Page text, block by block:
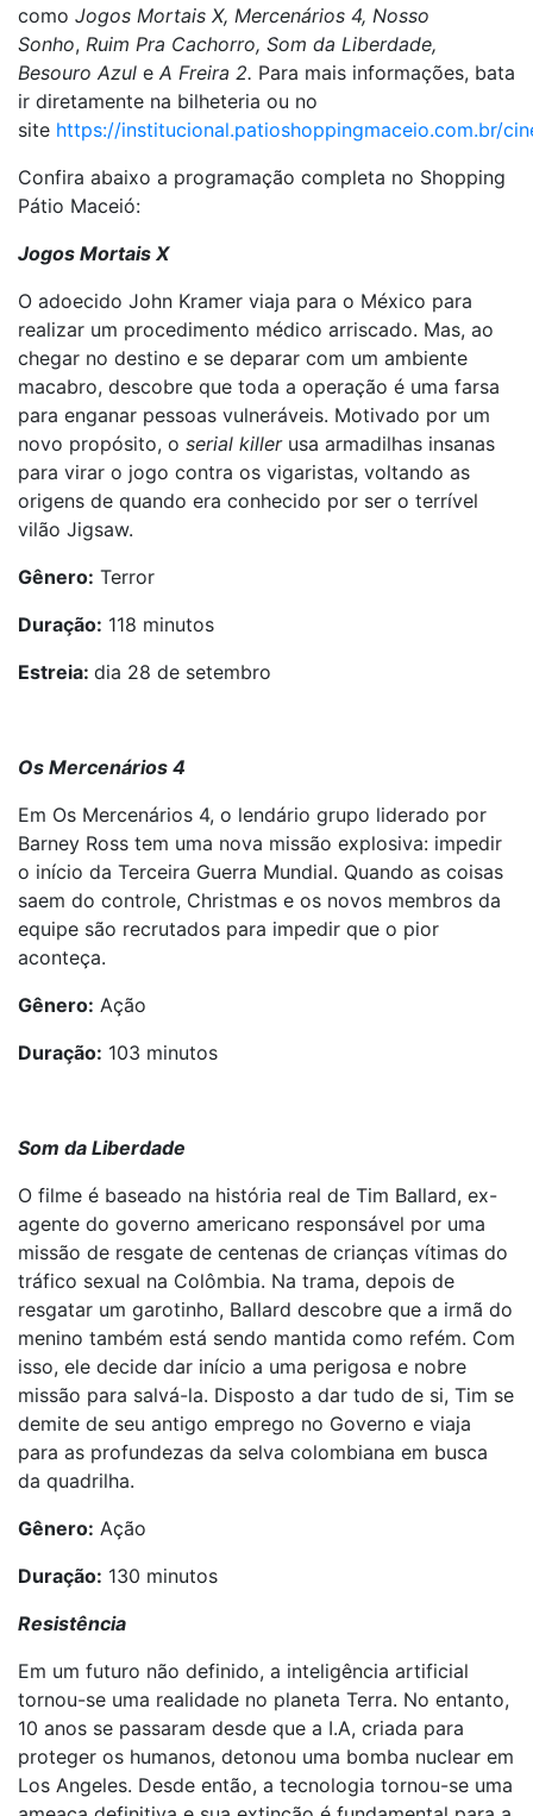
como Jogos Mortais X, Mercenários 4, Nosso
Sonho, Ruim Pra Cachorro, Som da Liberdade,
Besouro Azul e A Freira 2. Para mais informações, bata
ir diretamente na bilheteria ou no
site https://institucional.patioshoppingmaceio.com.br/
Confira abaixo a programação completa no Shopping
Pátio Maceió:
Jogos Mortais X
O adoecido John Kramer viaja para o México para
realizar um procedimento médico arriscado. Mas, ao
chegar no destino e se deparar com um ambiente
macabro, descobre que toda a operação é uma farsa
para enganar pessoas vulneráveis. Motivado por um
novo propósito, o serial killer usa armadilhas insanas
para virar o jogo contra os vigaristas, voltando as
origens de quando era conhecido por ser o terrível
vilão Jigsaw.
Gênero: Terror
Duração: 118 minutos
Estreia: dia 28 de setembro
Os Mercenários 4
Em Os Mercenários 4, o lendário grupo liderado por
Barney Ross tem uma nova missão explosiva: impedir
o início da Terceira Guerra Mundial. Quando as coisas
saem do controle, Christmas e os novos membros da
equipe são recrutados para impedir que o pior
aconteça.
Gênero: Ação
Duração: 103 minutos
Som da Liberdade
O filme é baseado na história real de Tim Ballard, ex-
agente do governo americano responsável por uma
missão de resgate de centenas de crianças vítimas do
tráfico sexual na Colômbia. Na trama, depois de
resgatar um garotinho, Ballard descobre que a irmã do
menino também está sendo mantida como refém. Com
isso, ele decide dar início a uma perigosa e nobre
missão para salvá-la. Disposto a dar tudo de si, Tim se
demite de seu antigo emprego no Governo e viaja
para as profundezas da selva colombiana em busca
da quadrilha.
Gênero: Ação
Duração: 130 minutos
Resistência
Em um futuro não definido, a inteligência artificial
tornou-se uma realidade no planeta Terra. No entanto,
10 anos se passaram desde que a I.A, criada para
proteger os humanos, detonou uma bomba nuclear em
Los Angeles. Desde então, a tecnologia tornou-se uma